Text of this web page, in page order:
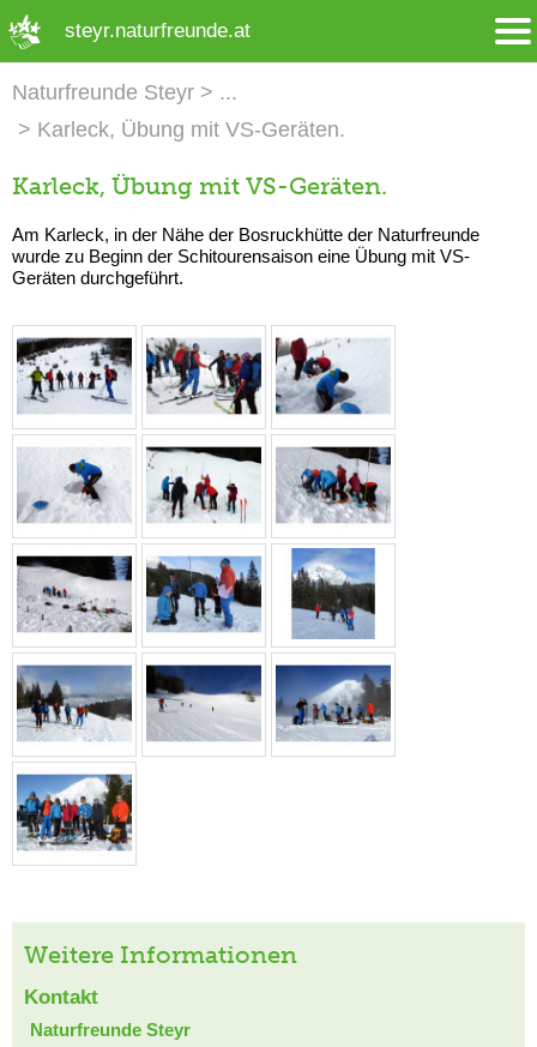
steyr.naturfreunde.at
Naturfreunde Steyr
Karleck, Übung mit VS-Geräten.
Karleck, Übung mit VS-Geräten.
Am Karleck, in der Nähe der Bosruckhütte der Naturfreunde
wurde zu Beginn der Schitourensaison eine Übung mit VS-
Geräten durchgeführt.
Weitere Informationen
Kontakt
Naturfreunde Steyr